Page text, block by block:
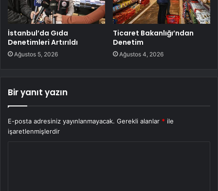
İstanbul’da Gıda
Denetimleri Artırıldı
Ağustos 5, 2026
Ticaret Bakanlığı’ndan
Denetim
Ağustos 4, 2026
Bir yanıt yazın
E-posta adresiniz yayınlanmayacak. Gerekli alanlar * ile
işaretlenmişlerdir